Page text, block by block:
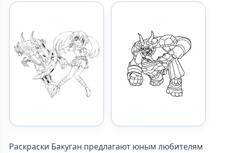
Раскраски Бакуган предлагают юным любителям